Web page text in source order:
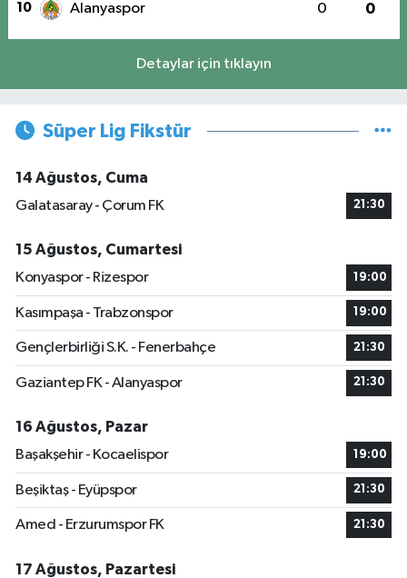
10 Alanyaspor 0 0
Detaylar için tıklayın
Süper Lig Fikstür
14 Ağustos, Cuma
Galatasaray - Çorum FK
21:30
15 Ağustos, Cumartesi
Konyaspor - Rizespor
19:00
Kasımpaşa - Trabzonspor 19:00
Gençlerbirliği S.K. - Fenerbahçe 21:30
Gaziantep FK - Alanyaspor 21:30
16 Ağustos, Pazar
Başakşehir - Kocaelispor
19:00
Beşiktaş - Eyüpspor 21:30
Amed - Erzurumspor FK 21:30
17 Ağustos, Pazartesi